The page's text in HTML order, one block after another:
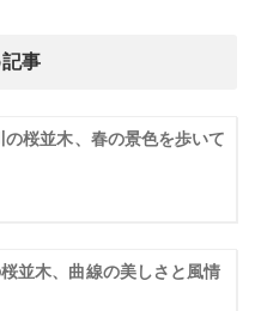
事
の桜並木、春の景色を歩いて
桜並木、曲線の美しさと風情